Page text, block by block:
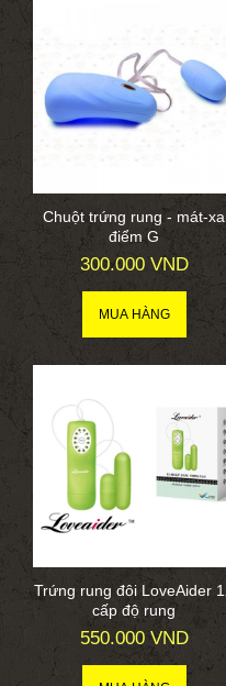
Chuột trứng rung - mát-xa
điểm G
300.000 VND
Trứng rung đôi LoveAider
cấp độ rung
550.000 VND